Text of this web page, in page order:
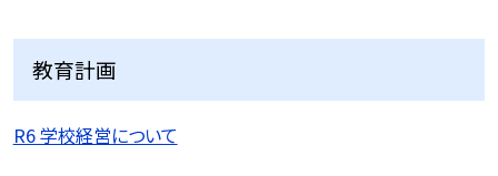
教育計画
R6 学校経営について